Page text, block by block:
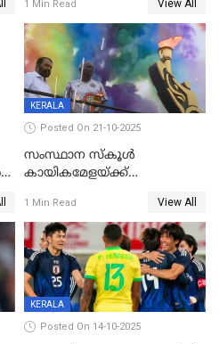
ബോയ്സിലും സബ്‌ജൂനിയർ
ഗേൾസിലും റെക്കോർഡോടെ
സ്വർണം, ദേവപ്രിയ 87ലെ
റെക്കോർഡ് തിരുത്തി
1 Min Read View All
KERALA
Posted On 21-10-2025
സംസ്ഥാന സ്കൂൾ
കായികമേളയ്ക്ക്
ഒളിംപിക്‌സിന്റെ ഉദ്‌ഘാടനം
നിർവഹിച്ച് ധനമന്ത്രി K N
ബാലഗോപാൽ;ദീപശിഖ
തെളിയിച്ച് I M വിജയൻ
1 Min Read View All
KERALA
Posted On 14-10-2025